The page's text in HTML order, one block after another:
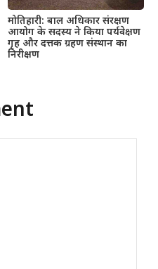
मोतिहारी: बाल अधिकार संरक्षण
आयोग के सदस्य ने किया पर्यवेक्षण
गृह और दत्तक ग्रहण संस्थान का
निरीक्षण